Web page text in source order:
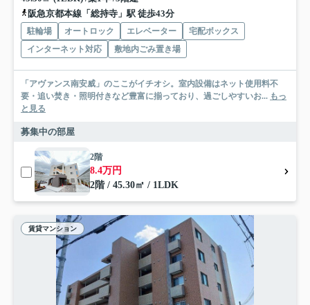
阪急京都本線「総持寺」駅 徒歩43分
駐輪場 オートロック エレベーター
宅配ボックス
インターネット対応
敷地内ごみ置き場
「アヴァンス南安威」のここがイチオシ。室内設備はネット使用料不
要・追い焚き・照明付きなど豊富に揃っており、過ごしやすいお... もっ
と見る
募集中の部屋
2階
8.4万円
2階 / 45.30㎡ / 1LDK
賃貸マンション